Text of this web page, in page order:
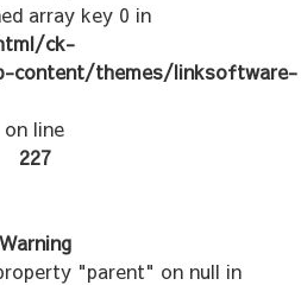
array key 0 in
ck-
content/themes/linksoftware-
on line
227
Warning
"parent" on null in